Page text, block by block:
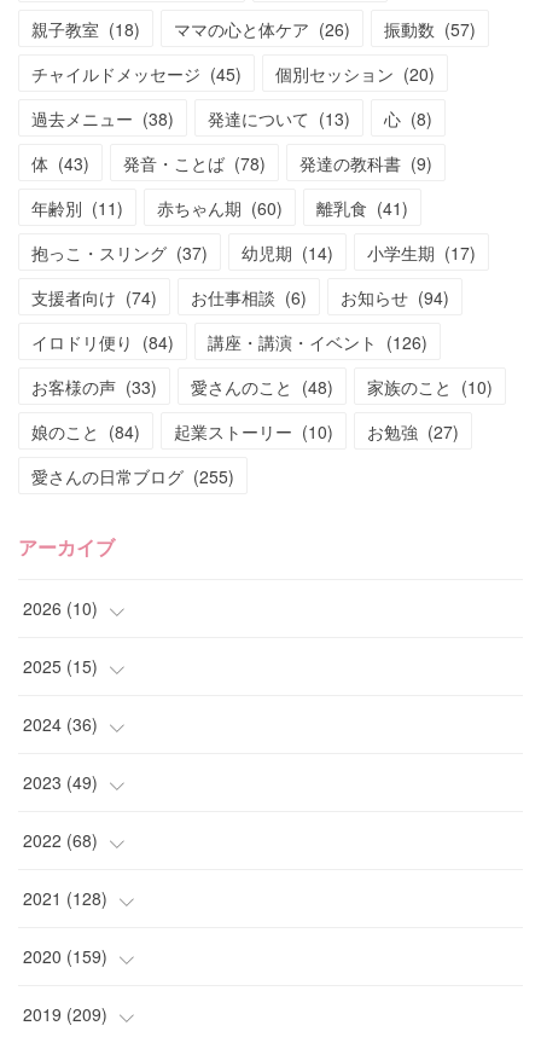
親子教室 (18) ママの心と体ケア (26) 振動数 (57)
チャイルドメッセージ (45) 個別セッション (20)
過去メニュー (38) 発達について (13) 心 (8)
体 (43) 発音・ことば (78) 発達の教科書 (9)
年齢別 (11) 赤ちゃん期 (60) 離乳食 (41)
抱っこ・スリング (37) 幼児期 (14) 小学生期 (17)
支援者向け (74) お仕事相談 (6) お知らせ (94)
イロドリ便り (84) 講座・講演・イベント (126)
お客様の声 (33) 愛さんのこと (48) 家族のこと (10)
娘のこと (84) 起業ストーリー (10) お勉強 (27)
愛さんの日常ブログ (255)
アーカイブ
2026 (10)
(1)
(4)
(2)
(1)
( 2)
2025 (15)
(4)
(2)
(2)
(3)
( 1)
2024 (36)
(2)
(2)
(1)
( 4)
( 3)
2023 (49)
(1)
(2)
( 5)
(5)
2022 (68)
(6)
( 6)
(3)
2021 (128)
(10)
(9)
2020 (159)
(15)
2019 (209)